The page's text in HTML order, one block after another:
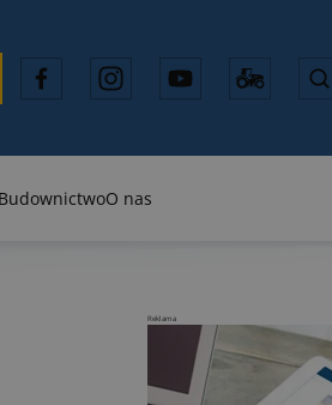
BudownictwoO nas
Reklama